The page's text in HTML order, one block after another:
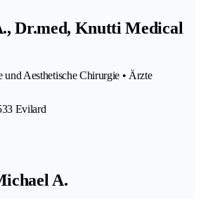
Dr.med, Knutti Medical
und Aesthetische Chirurgie • Ärzte
Evilard
A.